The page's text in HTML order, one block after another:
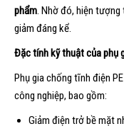
phẩm. Nhờ đó, hiện tượng
giảm đáng kể.
Đặc tính kỹ thuật của phụ
Phụ gia chống tĩnh điện
công nghiệp, bao gồm:
Giảm điện trở bề mặt